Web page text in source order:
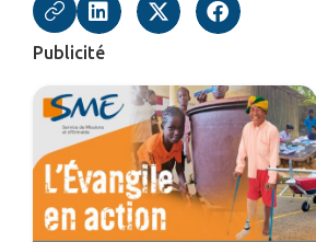
Publicité